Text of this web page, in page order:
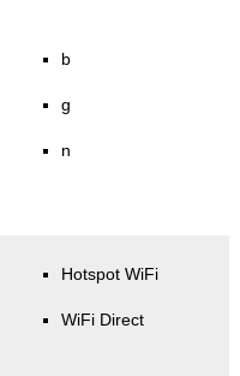
b
g
n
Hotspot WiFi
WiFi Direct